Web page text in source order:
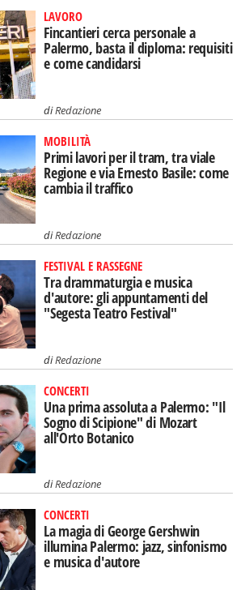
LAVORO
Fincantieri cerca personale a
Palermo, basta il diploma: requisiti
e come candidarsi
diRedazione
MOBILITÀ
Primi lavori per il tram, tra viale
Regione e via Ernesto Basile: come
cambia il traffico
diRedazione
FESTIVAL E RASSEGNE
Tra drammaturgia e musica
d'autore: gli appuntamenti del
"Segesta Teatro Festival"
diRedazione
CONCERTI
Una prima assoluta a Palermo: "Il
Sogno di Scipione" di Mozart
all'Orto Botanico
diRedazione
CONCERTI
La magia di George Gershwin
illumina Palermo: jazz, sinfonismo
e musica d'autore